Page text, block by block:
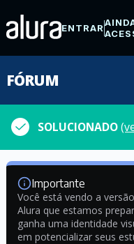
ENTRAR
FÓRUM
SOLUCIONADO
Importante
Você está vendo a
Alura que estamos
ganha uma identidade
em potencializar seus